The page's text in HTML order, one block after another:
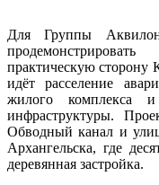
Для Группы
практическую
идёт расселение
жилого комплекса и
инфраструктуры.
Обводный канал и
Архангельска, где
деревянная застройка.